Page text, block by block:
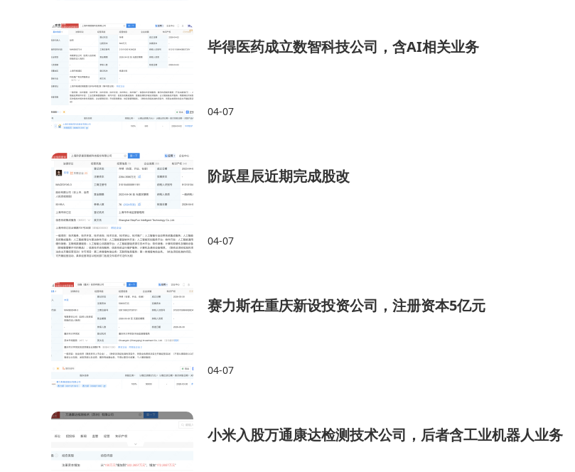
毕得医药成立数智科技公司，含AI相关业务
04-07
阶跃星辰近期完成股改
04-07
赛力斯在重庆新设投资公司，注册资本5亿元
04-07
小米入股万通康达检测技术公司，后者含工业机器人业务